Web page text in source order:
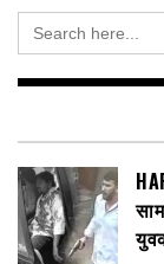
Search
for: